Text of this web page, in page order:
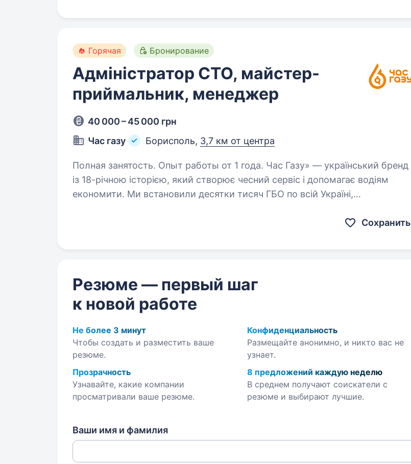
Горячая Бронирование
Адміністратор СТО, майстер-
приймальник, менеджер
40 000 – 45 000 грн
Час газу
Борисполь, 3,7 км от центра
Полная занятость. Опыт работы от 1 года. Час Газу» — український бренд
із 18-річною історією, який створює чесний сервіс і допомагає водіям
економити. Ми встановили десятки тисяч ГБО по всій Україні,
Сохранить
Резюме — первый шаг
к новой работе
Не более 3 минут
Чтобы создать и разместить ваше
резюме.
Конфиденциальность
Размещайте анонимно, и никто вас не
узнает.
Прозрачность
Узнавайте, какие компании
просматривали ваше резюме.
8 предложений каждую неделю
В среднем получают соискатели с
резюме и выбирают лучшие.
Ваши имя и фамилия